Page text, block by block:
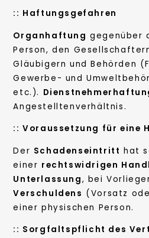
:: Haftungsgefahren
Organhaftung gegenüber
Person, den
Gläubigern und Behörden
Gewerbe- und
etc.).
Angestelltenverhältnis.
:: Voraussetzung für eine
Der Schadenseintritt hat
einer rechtswidrigen
Unterlassung, bei
Verschuldens (Vorsatz
einer physischen Person.
:: Sorgfaltspflicht des